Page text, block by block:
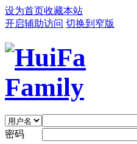
设为首页收藏本站
开启辅助访问 切换到窄版
密码